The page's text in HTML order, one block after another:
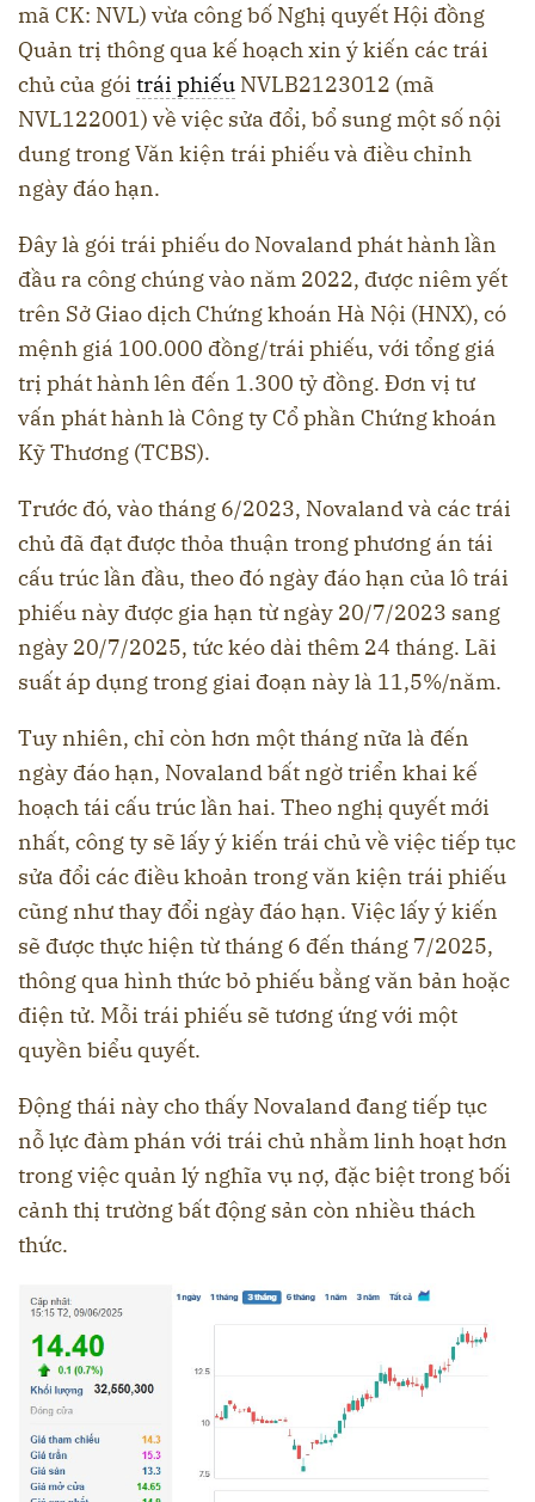
mã CK: NVL) vừa công bố Nghị quyết Hội đồng
Quản trị thông qua kế hoạch xin ý kiến các trái
chủ của gói trái phiếu NVLB2123012 (mã
NVL122001) về việc sửa đổi, bổ sung một số nội
dung trong Văn kiện trái phiếu và điều chỉnh
ngày đáo hạn.
Đây là gói trái phiếu do Novaland phát hành lần
đầu ra công chúng vào năm 2022, được niêm yết
trên Sở Giao dịch Chứng khoán Hà Nội (HNX), có
mệnh giá 100.000 đồng/trái phiếu, với tổng giá
trị phát hành lên đến 1.300 tỷ đồng. Đơn vị tư
vấn phát hành là Công ty Cổ phần Chứng khoán
Kỹ Thương (TCBS).
Trước đó, vào tháng 6/2023, Novaland và các trái
chủ đã đạt được thỏa thuận trong phương án tái
cấu trúc lần đầu, theo đó ngày đáo hạn của lô trái
phiếu này được gia hạn từ ngày 20/7/2023 sang
ngày 20/7/2025, tức kéo dài thêm 24 tháng. Lãi
suất áp dụng trong giai đoạn này là 11,5%/năm.
Tuy nhiên, chỉ còn hơn một tháng nữa là đến
ngày đáo hạn, Novaland bất ngờ triển khai kế
hoạch tái cấu trúc lần hai. Theo nghị quyết mới
nhất, công ty sẽ lấy ý kiến trái chủ về việc tiếp tục
sửa đổi các điều khoản trong văn kiện trái phiếu
cũng như thay đổi ngày đáo hạn. Việc lấy ý kiến
sẽ được thực hiện từ tháng 6 đến tháng 7/2025,
thông qua hình thức bỏ phiếu bằng văn bản hoặc
điện tử. Mỗi trái phiếu sẽ tương ứng với một
quyền biểu quyết.
Động thái này cho thấy Novaland đang tiếp tục
nỗ lực đàm phán với trái chủ nhằm linh hoạt hơn
trong việc quản lý nghĩa vụ nợ, đặc biệt trong bối
cảnh thị trường bất động sản còn nhiều thách
thức.